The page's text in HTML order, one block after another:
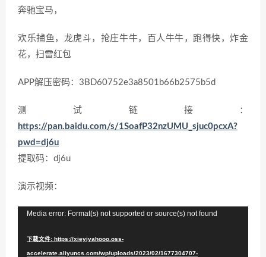
奔驰宝马，
欢乐捕鱼，龙虎斗，抢庄牛牛，百人牛牛，跑得快，炸金
花，扫雷红包
APP解压密码：3BD60752e3a8501b66b2575b5d
测试链接：
https://pan.baidu.com/s/1SoafP32nzUMU_sjuc0pcxA?
pwd=dj6u
提取码：dj6u
演示视频：
Media error: Format(s) not supported or source(s) not found
下载文件: https://xieyiyahooo.oss-
accelerate.aliyuncs.com/wp/uploads/2023/02/1677304707-